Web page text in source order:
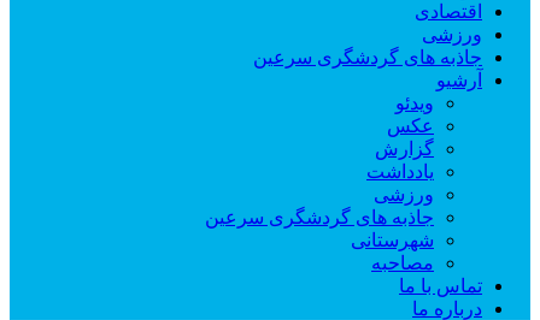
اقتصادی
ورزشی
جاذبه های گردشگری سرعین
آرشیو
ویدئو
عکس
گزارش
یادداشت
ورزشی
جاذبه های گردشگری سرعین
شهرستانی
مصاحبه
تماس با ما
درباره ما